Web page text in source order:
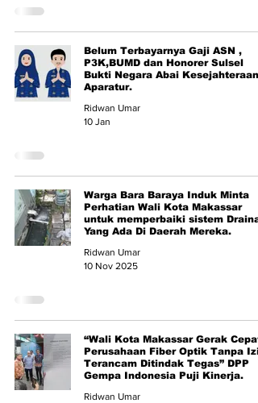
Belum Terbayarnya Gaji ASN ,
P3K,BUMD dan Honorer Sulsel
Bukti Negara Abai Kesejahteraan
Aparatur.
Ridwan Umar
10 Jan
Warga Bara Baraya Induk Minta
Perhatian Wali Kota Makassar
untuk memperbaiki sistem
Yang Ada Di Daerah Mereka.
Ridwan Umar
10 Nov 2025
“Wali Kota Makassar Gerak Cepat!
Perusahaan Fiber Optik Tanpa
Terancam Ditindak Tegas” DPP
Gempa Indonesia Puji Kinerja.
Ridwan Umar